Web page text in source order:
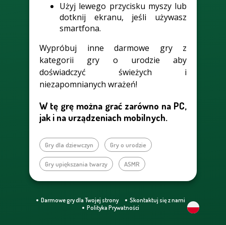
Użyj lewego przycisku myszy lub
dotknij ekranu, jeśli używasz
smartfona.
Wypróbuj inne darmowe gry z
kategorii gry o urodzie aby
doświadczyć świeżych i
niezapomnianych wrażeń!
W tę grę można grać zarówno na PC,
jak i na urządzeniach mobilnych.
Gry dla dziewczyn Gry o urodzie
Gry upiększania twarzy ASMR
Darmowe gry dla Twojej strony
Skontaktuj się z nami
Polityka Prywatności